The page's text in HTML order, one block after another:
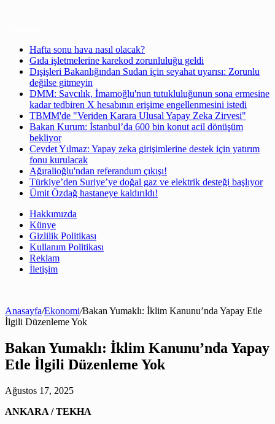
Hafta sonu hava nasıl olacak?
Gıda işletmelerine karekod zorunluluğu geldi
Dışişleri Bakanlığından Sudan için seyahat uyarısı: Zorunlu
değilse gitmeyin
DMM: Savcılık, İmamoğlu'nun tutukluluğunun sona ermesine
kadar tedbiren X hesabının erişime engellenmesini istedi
TBMM'de "Veriden Karara Ulusal Yapay Zeka Zirvesi"
Bakan Kurum: İstanbul’da 600 bin konut acil dönüşüm
bekliyor
Cevdet Yılmaz: Yapay zeka girişimlerine destek için yatırım
fonu kurulacak
Ağıralioğlu'ndan referandum çıkışı!
Türkiye’den Suriye’ye doğal gaz ve elektrik desteği başlıyor
Ümit Özdağ hastaneye kaldırıldı!
Hakkımızda
Künye
Gizlilik Politikası
Kullanım Politikası
Reklam
İletişim
Anasayfa/Ekonomi/Bakan Yumaklı: İklim Kanunu’nda Yapay Etle
İlgili Düzenleme Yok
Bakan Yumaklı: İklim Kanunu’nda Yapay
Etle İlgili Düzenleme Yok
Ağustos 17, 2025
ANKARA / TEKHA